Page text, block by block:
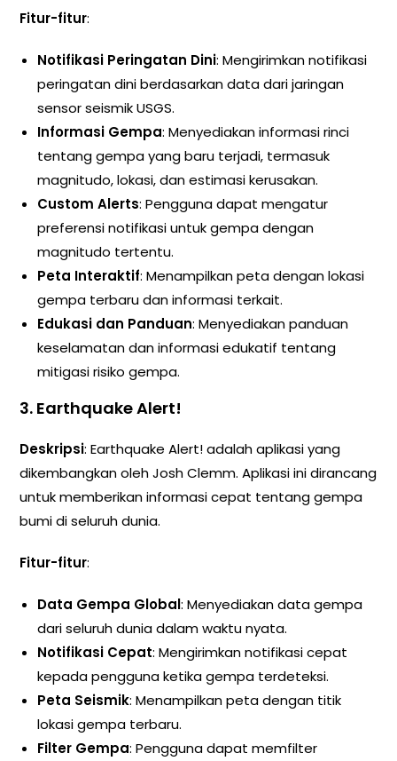
Fitur-fitur:
Notifikasi Peringatan Dini: Mengirimkan notifikasi
peringatan dini berdasarkan data dari jaringan
sensor seismik USGS.
Informasi Gempa: Menyediakan informasi rinci
tentang gempa yang baru terjadi, termasuk
magnitudo, lokasi, dan estimasi kerusakan.
Custom Alerts: Pengguna dapat mengatur
preferensi notifikasi untuk gempa dengan
magnitudo tertentu.
Peta Interaktif: Menampilkan peta dengan lokasi
gempa terbaru dan informasi terkait.
Edukasi dan Panduan: Menyediakan panduan
keselamatan dan informasi edukatif tentang
mitigasi risiko gempa.
3. Earthquake Alert!
Deskripsi: Earthquake Alert! adalah aplikasi yang
dikembangkan oleh Josh Clemm. Aplikasi ini dirancang
untuk memberikan informasi cepat tentang gempa
bumi di seluruh dunia.
Fitur-fitur:
Data Gempa Global: Menyediakan data gempa
dari seluruh dunia dalam waktu nyata.
Notifikasi Cepat: Mengirimkan notifikasi cepat
kepada pengguna ketika gempa terdeteksi.
Peta Seismik: Menampilkan peta dengan titik
lokasi gempa terbaru.
Filter Gempa: Pengguna dapat memfilter